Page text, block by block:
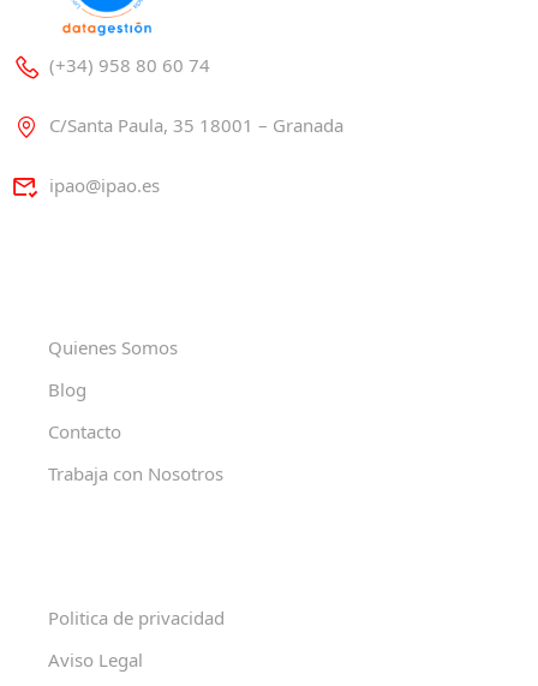
(+34) 958 80 60 74
C/Santa Paula, 35 18001 – Granada
ipao@ipao.es
Quienes Somos
Blog
Contacto
Trabaja con Nosotros
Politica de privacidad
Aviso Legal